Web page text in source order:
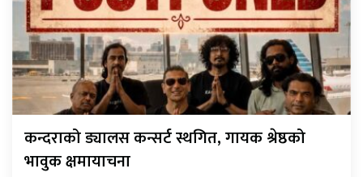
कन्दराको ड्यालस कन्सर्ट स्थगित, गायक श्रेष्ठको
भावुक क्षमायाचना